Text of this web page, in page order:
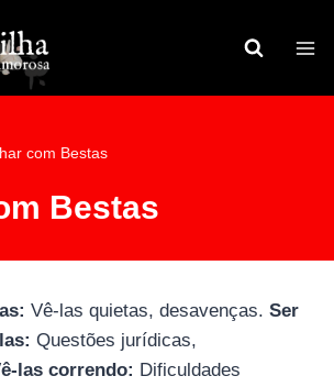
com Bestas
Bestas
Vê-las quietas, desavenças. Ser
Questões jurídicas,
las correndo: Dificuldades